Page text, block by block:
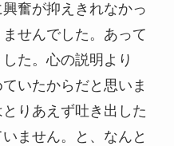
奮が抑えきれなかっ
せんでした。あって
た。心の説明より
いたからだと思いま
りあえず吐き出した
ません。と、なんと